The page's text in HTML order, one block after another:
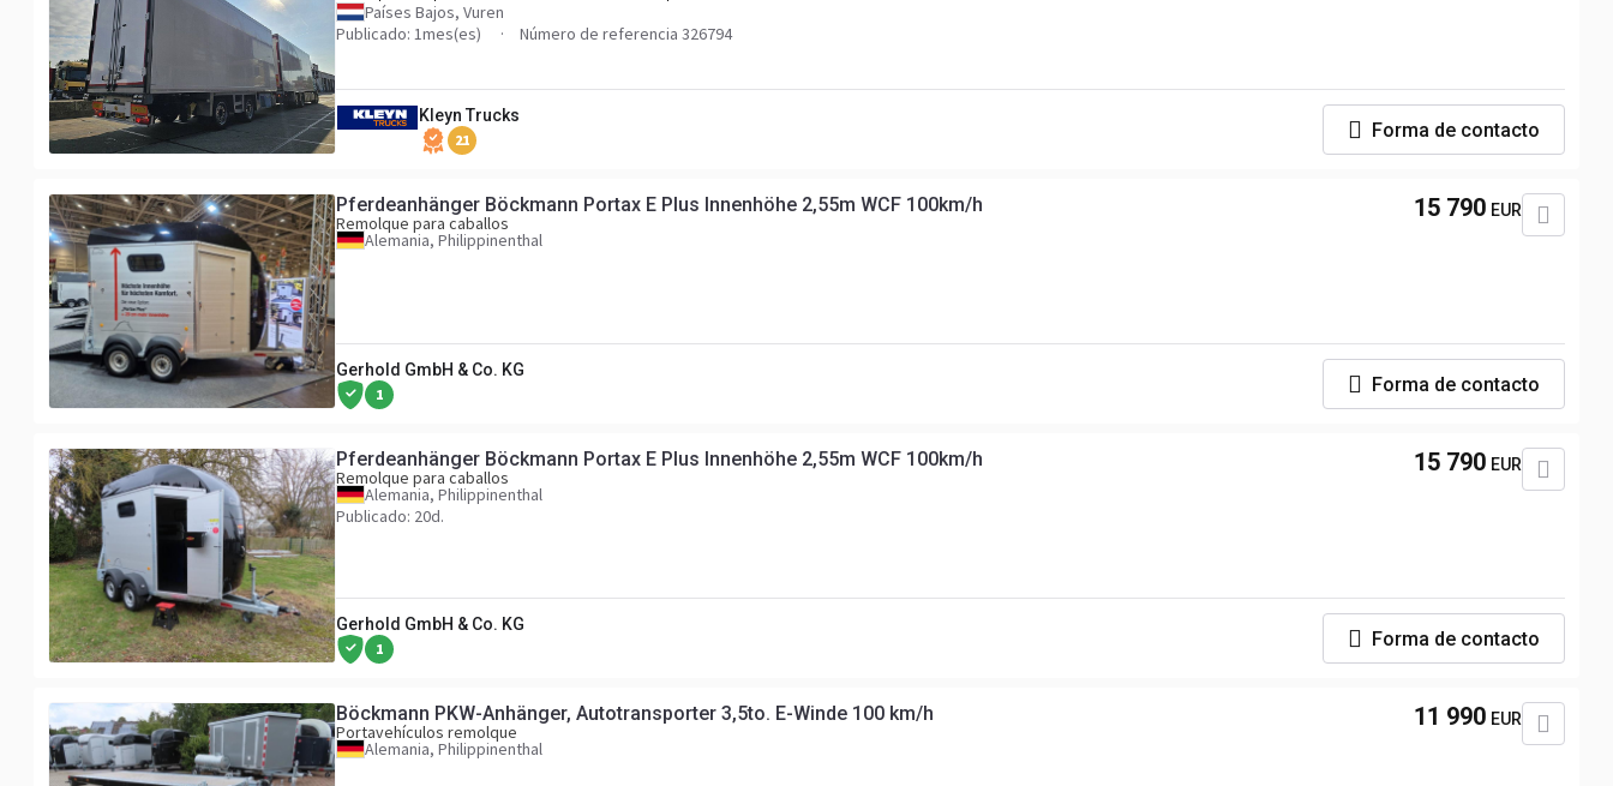
Países Bajos, Vuren
Publicado: 1mes(es)
Número de referencia 326794
Kleyn Trucks
21 Forma de contacto
Pferdeanhänger Böckmann Portax E Plus Innenhöhe 2,55m WCF 100km/h
Remolque para caballos
Alemania, Philippinenthal
15 790 EUR
Gerhold GmbH & Co. KG
1 Forma de contacto
Pferdeanhänger Böckmann Portax E Plus Innenhöhe 2,55m WCF 100km/h
Remolque para caballos
Alemania, Philippinenthal
Publicado: 20d.
15 790 EUR
Gerhold GmbH & Co. KG
1 Forma de contacto
Böckmann PKW-Anhänger, Autotransporter 3,5to. E-Winde 100 km/h
Portavehículos remolque
Alemania, Philippinenthal
11 990 EUR